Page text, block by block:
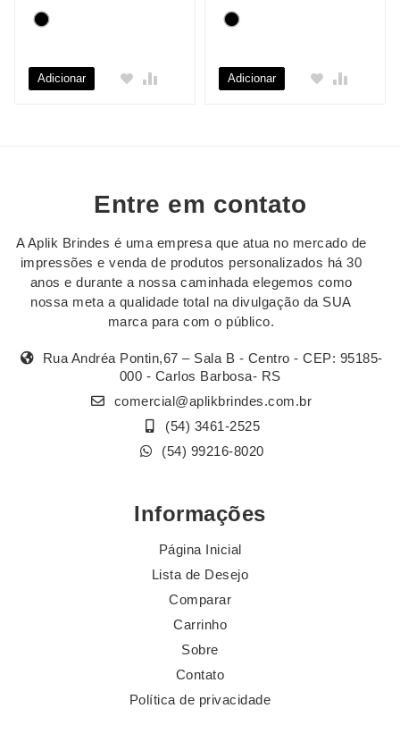
Adicionar Adicionar
Entre em contato
A Aplik Brindes é uma empresa que atua no mercado de
impressões e venda de produtos personalizados há 30
anos e durante a nossa caminhada elegemos como
nossa meta a qualidade total na divulgação da SUA
marca para com o público.
Rua Andréa Pontin,67 – Sala B - Centro - CEP: 95185-
000 - Carlos Barbosa- RS
comercial@aplikbrindes.com.br
(54) 3461-2525
(54) 99216-8020
Informações
Página Inicial
Lista de Desejo
Comparar
Carrinho
Sobre
Contato
Política de privacidade